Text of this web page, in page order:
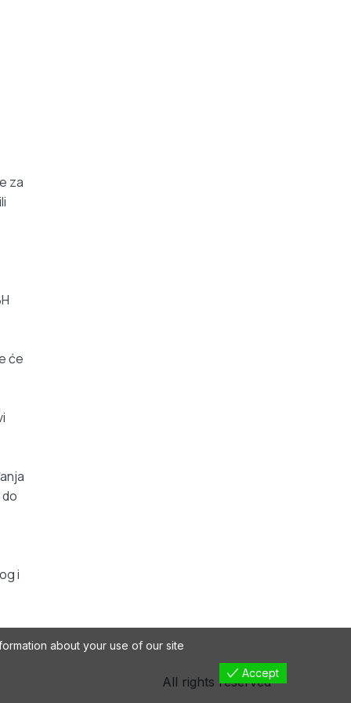
za
će
i
All rights reserved
about your use of our site
Accept